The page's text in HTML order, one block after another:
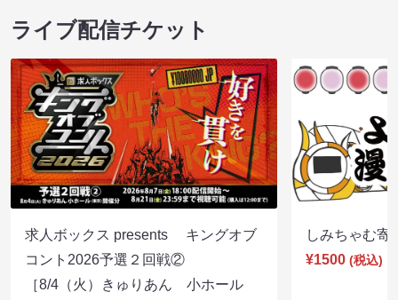
ライブ配信チケット
求人ボックス presents キングオブ
コント2026予選２回戦②
［8/4（火）きゅりあん 小ホール
しみちゃむ
¥1500 (税込)